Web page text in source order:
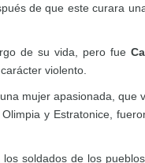
de que este curara
de su vida, pero fue
violento.
mujer apasionada, que
y Estratonice,
soldados de los